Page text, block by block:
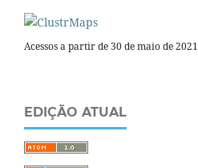
Acessos a partir de 30 de maio de 2021
EDIÇÃO ATUAL